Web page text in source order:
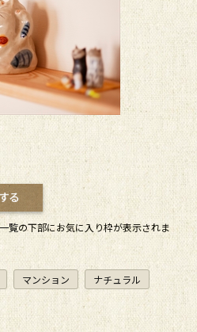
覧の下部にお気に入り枠が表示されま
マンション ナチュラル